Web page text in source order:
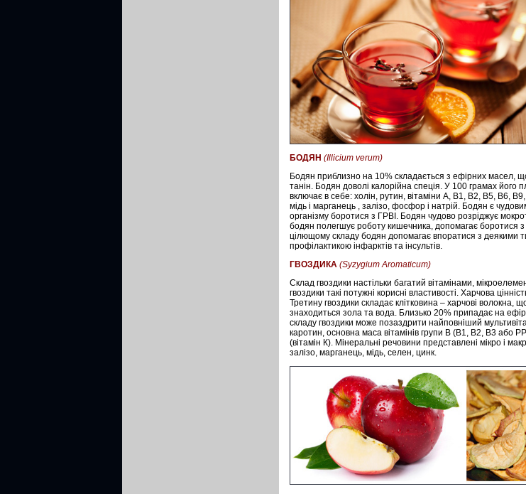
БОДЯН (Illicium verum)
Бодян приблизно на 10% складається з ефірних масел,
танін. Бодян доволі калорійна спеція. У 100 грамах його
включає в себе: холін, рутин, вітаміни А, В1, В2, В5, В6,
мідь і марганець , залізо, фосфор і натрій. Бодян є
організму боротися з ГРВІ. Бодян чудово розріджує
бодян полегшує роботу кишечника, допомагає боротися
цілющому складу бодян допомагає впоратися з деякими
профілактикою інфарктів та інсультів.
ГВОЗДИКА (Syzygium Aromaticum)
Склад гвоздики настільки багатий вітамінами,
гвоздики такі потужні корисні властивості. Харчова
Третину гвоздики складає клітковина – харчові волокна,
знаходиться зола та вода. Близько 20% припадає на
складу гвоздики може позаздрити найповніший
каротин, основна маса вітамінів групи В (В1, В2, В3 або
(вітамін К). Мінеральні речовини представлені мікро і
залізо, марганець, мідь, селен, цинк.